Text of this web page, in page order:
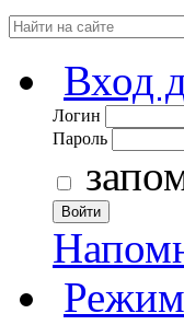
Вход
Логин
Пароль
Войти